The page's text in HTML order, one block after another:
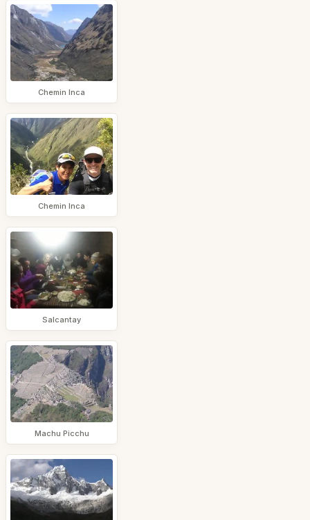
Chemin Inca
Chemin Inca
Salcantay
Machu Picchu